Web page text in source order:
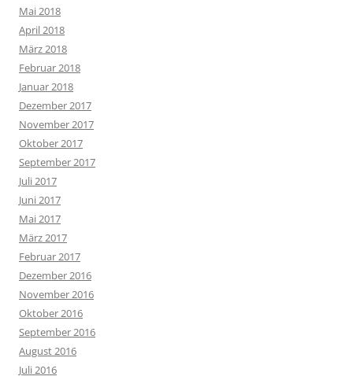
Mai 2018
April 2018
März 2018
Februar 2018
Januar 2018
Dezember 2017
November 2017
Oktober 2017
September 2017
Juli 2017
Juni 2017
Mai 2017
März 2017
Februar 2017
Dezember 2016
November 2016
Oktober 2016
September 2016
August 2016
Juli 2016